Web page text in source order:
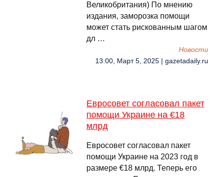
Великобритания) По мнению
издания, заморозка помощи
может стать рискованным шагом
дл …
Новости
13:00, Март 5, 2025 | gazetadaily.ru
Евросовет согласовал пакет
помощи Украине на €18
млрд
Евросовет согласовал пакет
помощи Украине на 2023 год в
размере €18 млрд. Теперь его